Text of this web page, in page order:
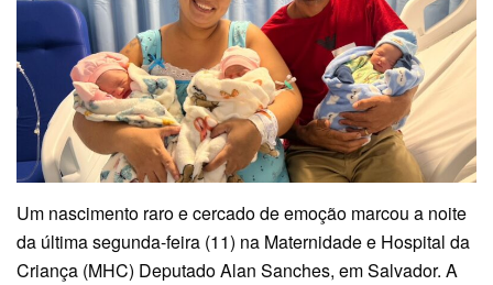
Um nascimento raro e cercado de emoção marcou a noite
da última segunda-feira (11) na Maternidade e Hospital da
Criança (MHC) Deputado Alan Sanches, em Salvador. A